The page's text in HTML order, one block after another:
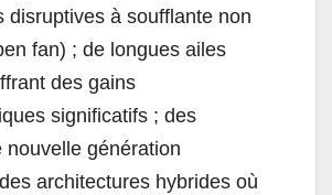
disruptives à soufflante non
fan) ; de longues ailes
des gains
significatifs ; des
nouvelle génération
architectures hybrides où